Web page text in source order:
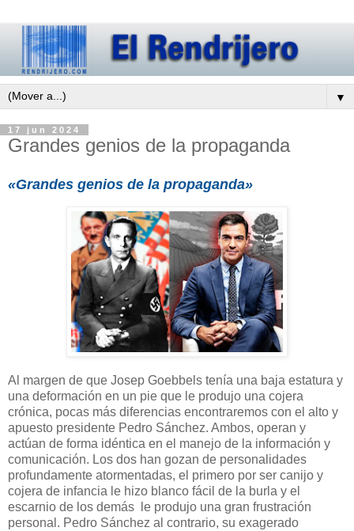
▼
17 jun 2024
Grandes genios de la propaganda
«Grandes genios de la propaganda»
Al margen de que Josep Goebbels tenía una baja estatura y
una deformación en un pie que le produjo una cojera
crónica, pocas más diferencias encontraremos con el alto y
apuesto presidente Pedro Sánchez. Ambos, operan y
actúan de forma idéntica en el manejo de la información y
comunicación. Los dos han gozan de personalidades
profundamente atormentadas, el primero por ser canijo y
cojera de infancia le hizo blanco fácil de la burla y el
escarnio de los demás le produjo una gran frustración
personal. Pedro Sánchez al contrario, su exagerado